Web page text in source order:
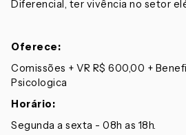
Diferencial, ter vivência no setor
Oferece:
Comissões + VR R$ 600,00 +
Psicologica
Horário:
Segunda a sexta - 08h as 18h.